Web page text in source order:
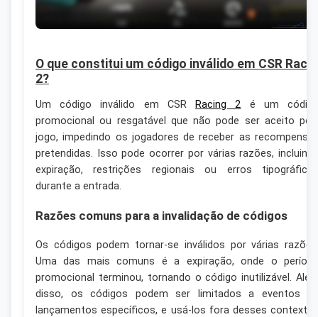
O que constitui um código inválido em CSR
2?
Um código inválido em CSR Racing 2 é um
promocional ou resgatável que não pode ser aceito
jogo, impedindo os jogadores de receber as
pretendidas. Isso pode ocorrer por várias razões,
expiração, restrições regionais ou erros
durante a entrada.
Razões comuns para a invalidação de códigos
Os códigos podem tornar-se inválidos por várias
Uma das mais comuns é a expiração, onde o
promocional terminou, tornando o código inutilizável.
disso, os códigos podem ser limitados a eventos
lançamentos específicos, e usá-los fora desses